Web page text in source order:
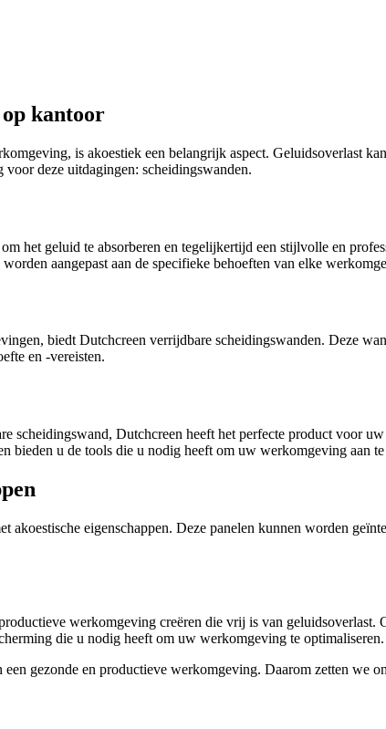
op kantoor
is akoestiek een belangrijk aspect. Geluidsoverlast
deze uitdagingen: scheidingswanden.
het geluid te absorberen en tegelijkertijd een stijlvolle en
aangepast aan de specifieke behoeften van elke
biedt Dutchcreen verrijdbare scheidingswanden. Deze
en -vereisten.
scheidingswand, Dutchcreen heeft het perfecte product voor
bieden u de tools die u nodig heeft om uw werkomgeving aan
akoestische eigenschappen. Deze panelen kunnen worden
werkomgeving creëren die vrij is van geluidsoverlast.
die u nodig heeft om uw werkomgeving te optimaliseren.
gezonde en productieve werkomgeving. Daarom zetten we